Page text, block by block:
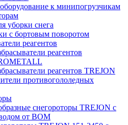
к минипогрузчикам
уборки снега
с бортовым поворотом
реагентов
реагентов
реагентов TREJON
противогололедных
снегороторы TREJON с
от ВОМ